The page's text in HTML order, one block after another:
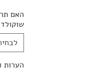
האם
שוקולד ב-
הערות